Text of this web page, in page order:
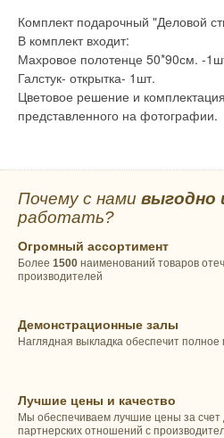
Комплект подарочный "Деловой
В комплект входит:
Махровое полотенце 50*90см. -
Галстук- открытка- 1шт.
Цветовое решение и
представленного на фотографии.
Почему с нами выгодно
работать?
Огромный ассортимент
Более 1500 наименований товаров
производителей
Демонстрационные залы
Наглядная выкладка обеспечит полное
Лучшие цены и качество
Мы обеспечиваем лучшие цены за счет
партнерских отношений с